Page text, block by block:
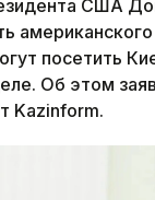
США
посетить
Об этом
Kazinform.